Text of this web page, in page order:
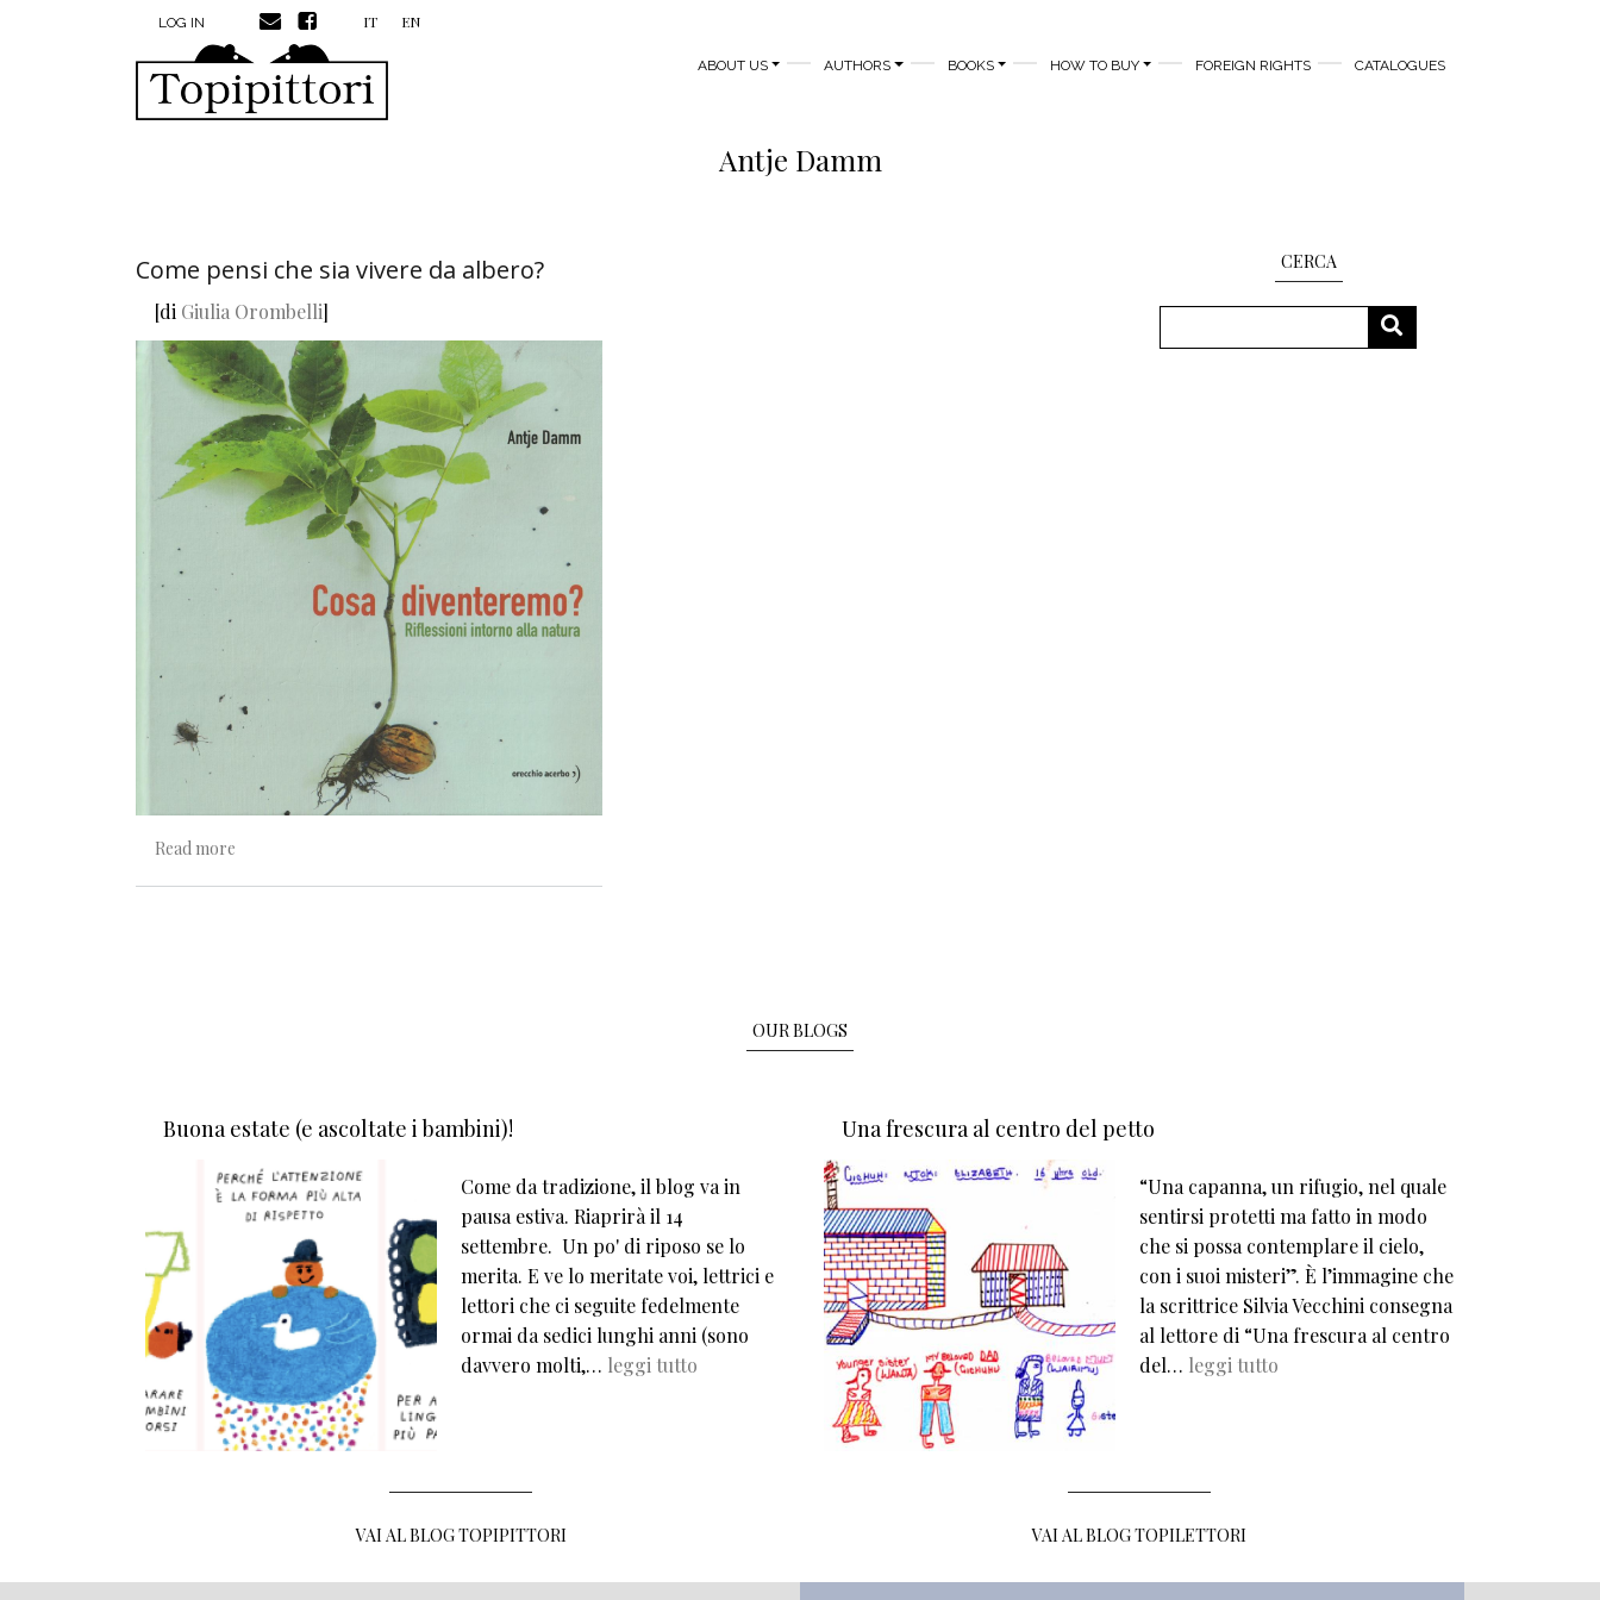
Skip to main contentMENU PROFILO UTENTE
LOG IN IT EN
MAIN NAVIGATION
ABOUT US AUTHORS BOOKS HOW TO BUY FOREIGN RIGHTS CATALOGUES
Antje Damm
Come pensi che sia vivere da albero?
[di Giulia Orombelli]
Read more
CERCA
SEARCH
OUR BLOGS
Buona estate (e ascoltate i bambini)!
Come da tradizione, il blog va in
pausa estiva. Riaprirà il 14
settembre. Un po' di riposo se lo
merita. E ve lo meritate voi, lettrici e
lettori che ci seguite fedelmente
ormai da sedici lunghi anni (sono
davvero molti,… leggi tutto
VAI AL BLOG TOPIPITTORI
Una frescura al centro del petto
“Una capanna, un rifugio, nel quale
sentirsi protetti ma fatto in modo
che si possa contemplare il cielo,
con i suoi misteri”. È l’immagine che
la scrittrice Silvia Vecchini consegna
al lettore di “Una frescura al centro
del… leggi tutto
VAI AL BLOG TOPILETTORI